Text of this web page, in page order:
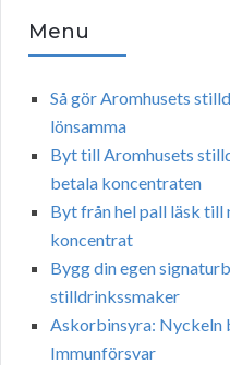
Menu
Så gör Aromhusets
lönsamma
Byt till Aromhusets
betala koncentraten
Byt från hel pall läsk till
koncentrat
Bygg din egen
stilldrinkssmaker
Askorbinsyra: Nyckeln
Immunförsvar